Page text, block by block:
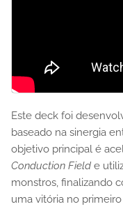
Este deck foi
baseado na sinergia
objetivo principal é
Conduction Field e
monstros, finalizando
uma vitória no primeiro